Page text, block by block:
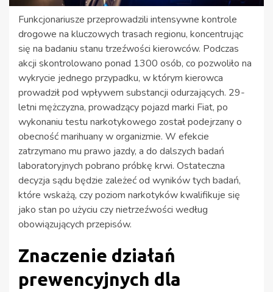
Funkcjonariusze przeprowadzili intensywne kontrole
drogowe na kluczowych trasach regionu, koncentrując
się na badaniu stanu trzeźwości kierowców. Podczas
akcji skontrolowano ponad 1300 osób, co pozwoliło na
wykrycie jednego przypadku, w którym kierowca
prowadził pod wpływem substancji odurzających. 29-
letni mężczyzna, prowadzący pojazd marki Fiat, po
wykonaniu testu narkotykowego został podejrzany o
obecność marihuany w organizmie. W efekcie
zatrzymano mu prawo jazdy, a do dalszych badań
laboratoryjnych pobrano próbkę krwi. Ostateczna
decyzja sądu będzie zależeć od wyników tych badań,
które wskażą, czy poziom narkotyków kwalifikuje się
jako stan po użyciu czy nietrzeźwości według
obowiązujących przepisów.
Znaczenie działań
prewencyjnych dla